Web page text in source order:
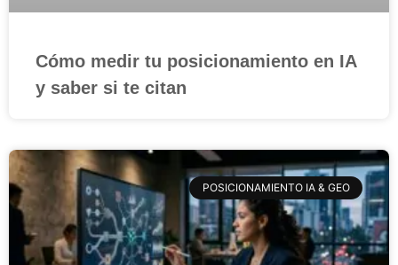
Cómo medir tu posicionamiento en IA
y saber si te citan
POSICIONAMIENTO IA & GEO